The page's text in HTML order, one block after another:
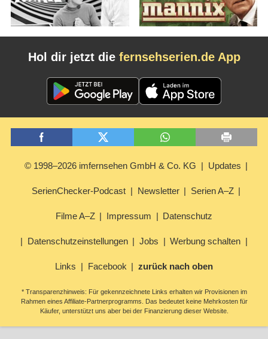
Hol dir jetzt die fernsehserien.de App
© 1998–2026 imfernsehen GmbH & Co. KG Updates
SerienChecker-Podcast Newsletter Serien A–Z
Filme A–Z Impressum Datenschutz
Datenschutzeinstellungen Jobs Werbung schalten
Links Facebook zurück nach oben
* Transparenzhinweis: Für gekennzeichnete Links erhalten wir Provisionen im
Rahmen eines Affiliate-Partnerprogramms. Das bedeutet keine Mehrkosten für
Käufer, unterstützt uns aber bei der Finanzierung dieser Website.